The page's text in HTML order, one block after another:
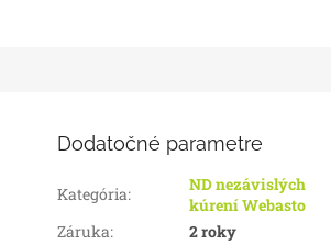
Dodatočné parametre
Kategória:
ND nezávislých
kúrení Webasto
Záruka:
2 roky